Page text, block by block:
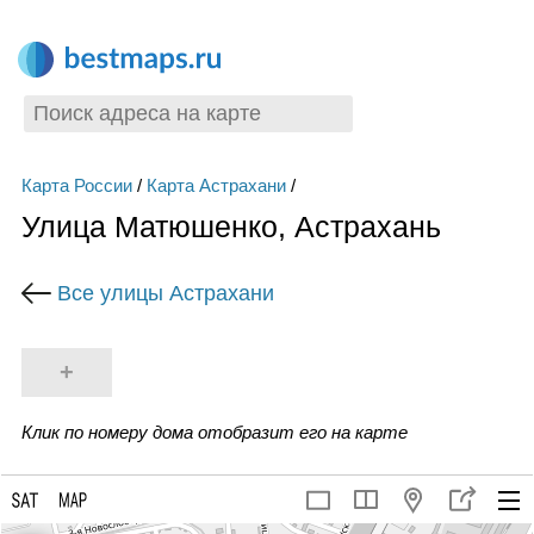
Карта России/ Карта Астрахани/
Улица Матюшенко, Астрахань
Все улицы Астрахани
+
Клик по номеру дома отобразит его на карте